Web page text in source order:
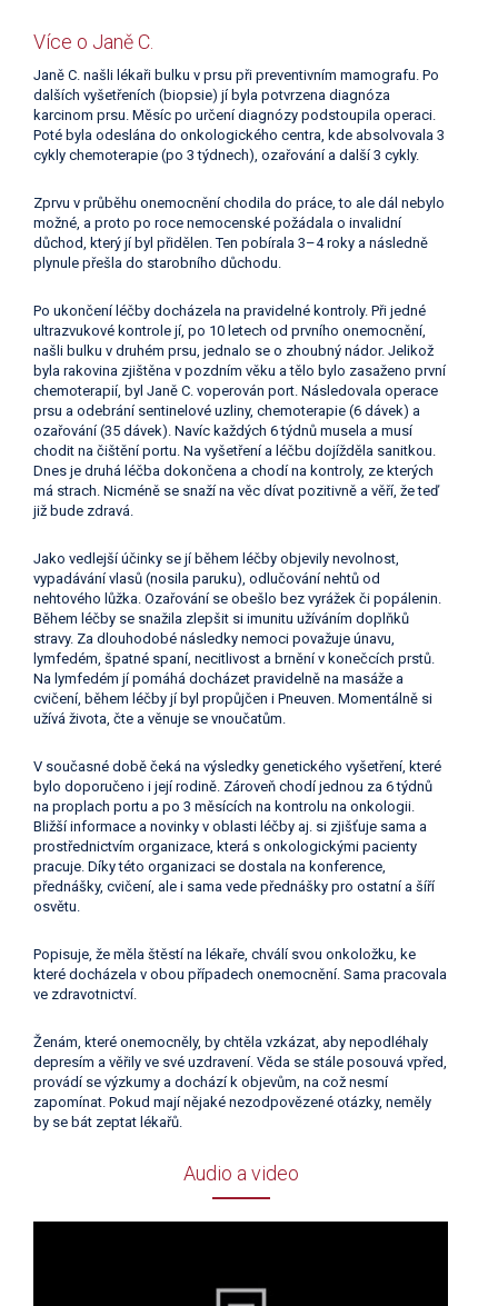
Více o Janě C.
Janě C. našli lékaři bulku v prsu při preventivním mamografu. Po
dalších vyšetřeních (biopsie) jí byla potvrzena diagnóza
karcinom prsu. Měsíc po určení diagnózy podstoupila operaci.
Poté byla odeslána do onkologického centra, kde absolvovala 3
cykly chemoterapie (po 3 týdnech), ozařování a další 3 cykly.
Zprvu v průběhu onemocnění chodila do práce, to ale dál nebylo
možné, a proto po roce nemocenské požádala o invalidní
důchod, který jí byl přidělen. Ten pobírala 3–4 roky a následně
plynule přešla do starobního důchodu.
Po ukončení léčby docházela na pravidelné kontroly. Při jedné
ultrazvukové kontrole jí, po 10 letech od prvního onemocnění,
našli bulku v druhém prsu, jednalo se o zhoubný nádor. Jelikož
byla rakovina zjištěna v pozdním věku a tělo bylo zasaženo první
chemoterapií, byl Janě C. voperován port. Následovala operace
prsu a odebrání sentinelové uzliny, chemoterapie (6 dávek) a
ozařování (35 dávek). Navíc každých 6 týdnů musela a musí
chodit na čištění portu. Na vyšetření a léčbu dojížděla sanitkou.
Dnes je druhá léčba dokončena a chodí na kontroly, ze kterých
má strach. Nicméně se snaží na věc dívat pozitivně a věří, že teď
již bude zdravá.
Jako vedlejší účinky se jí během léčby objevily nevolnost,
vypadávání vlasů (nosila paruku), odlučování nehtů od
nehtového lůžka. Ozařování se obešlo bez vyrážek či popálenin.
Během léčby se snažila zlepšit si imunitu užíváním doplňků
stravy. Za dlouhodobé následky nemoci považuje únavu,
lymfedém, špatné spaní, necitlivost a brnění v konečcích prstů.
Na lymfedém jí pomáhá docházet pravidelně na masáže a
cvičení, během léčby jí byl propůjčen i Pneuven. Momentálně si
užívá života, čte a věnuje se vnoučatům.
V současné době čeká na výsledky genetického vyšetření, které
bylo doporučeno i její rodině. Zároveň chodí jednou za 6 týdnů
na proplach portu a po 3 měsících na kontrolu na onkologii.
Bližší informace a novinky v oblasti léčby aj. si zjišťuje sama a
prostřednictvím organizace, která s onkologickými pacienty
pracuje. Díky této organizaci se dostala na konference,
přednášky, cvičení, ale i sama vede přednášky pro ostatní a šíří
osvětu.
Popisuje, že měla štěstí na lékaře, chválí svou onkoložku, ke
které docházela v obou případech onemocnění. Sama pracovala
ve zdravotnictví.
Ženám, které onemocněly, by chtěla vzkázat, aby nepodléhaly
depresím a věřily ve své uzdravení. Věda se stále posouvá vpřed,
provádí se výzkumy a dochází k objevům, na což nesmí
zapomínat. Pokud mají nějaké nezodpovězené otázky, neměly
by se bát zeptat lékařů.
Audio a video